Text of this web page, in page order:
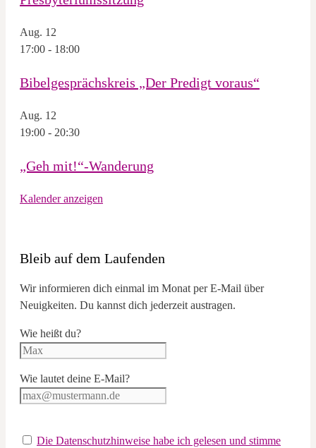
Aug. 12
17:00 - 18:00
Bibelgesprächskreis „Der Predigt voraus“
Aug. 12
19:00 - 20:30
„Geh mit!“-Wanderung
Kalender anzeigen
Bleib auf dem Laufenden
Wir informieren dich einmal im Monat per E-Mail über
Neuigkeiten. Du kannst dich jederzeit austragen.
Wie heißt du?
Wie lautet deine E-Mail?
Die Datenschutzhinweise habe ich gelesen und stimme